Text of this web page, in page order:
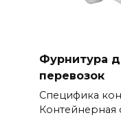
Фурнитура
перевозок
Специфика
Контейнерная